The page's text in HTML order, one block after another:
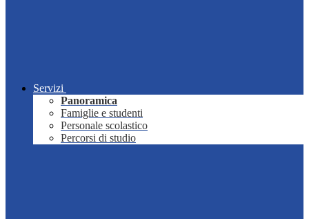
Servizi
Panoramica
Famiglie e studenti
Personale scolastico
Percorsi di studio